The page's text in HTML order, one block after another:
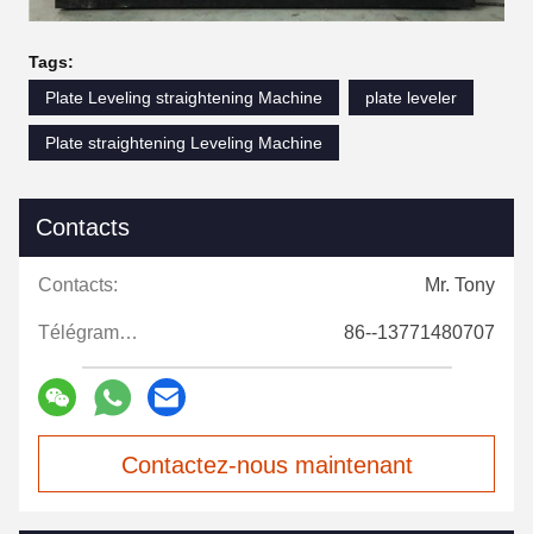
Tags:
Plate Leveling straightening Machine
plate leveler
Plate straightening Leveling Machine
Contacts
Contacts: Mr. Tony
Télégramme: 86--13771480707
Contactez-nous maintenant